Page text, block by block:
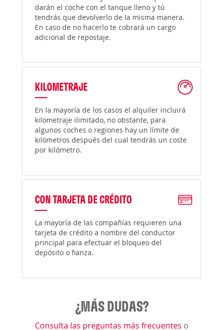
darán el coche con el tanque lleno y tú
tendrás que devolverlo de la misma manera.
En caso de no hacerlo te cobrará un cargo
adicional de repostaje.
KILOMETRAJE
En la mayoría de los casos el alquiler incluirá
kilometraje ilimitado, no obstante, para
algunos coches o regiones hay un límite de
kilómetros después del cual tendrás un coste
por kilómetro.
CON TARJETA DE CRÉDITO
La mayoría de las compañías requieren una
tarjeta de crédito a nombre del conductor
principal para efectuar el bloqueo del
depósito o fianza.
¿MÁS DUDAS?
Consulta las preguntas más frecuentes o